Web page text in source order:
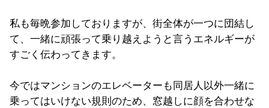
私も毎晩参加しておりますが、街全体が一つに団結し
て、一緒に頑張って乗り越えようと言うエネルギーが
すごく伝わってきます。
今ではマンションのエレベーターも同居人以外一緒に
乗ってはいけない規則のため、窓越しに顔を合わせな